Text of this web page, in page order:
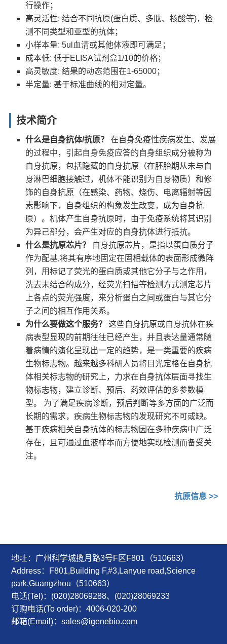
行操作；
高灵活性: 结合不同抗原(蛋白质、多肽、核酸等)，检
测不同类型和亚型的抗体；
小样本量: 5ul血清或其他体液即可满足；
成本低: 低于ELISA试剂盒1/10的价格；
高灵敏度: 结果的动态范围在1-65000；
半定量: 基于标准曲线的相对定量。
技术简介
什么是自身抗体/抗原？
在自身免疫性疾病发生、发展
的过程中，引起自身免疫应答的自身组织成分被称为
自身抗原，包括隐藏的自身抗原（在胚胎期从未与自
身淋巴细胞接触过，机体不能识别为自身物质）和修
饰的自身抗原（在感染、药物、烧伤、电离辐射等因
素影响下，自身组织的构象发生改变，成为自身抗
原）。机体产生自身抗原时，由于免疫系统将其识别
为异己部分，会产生对应的自身抗体进行抵抗。
什么是抗原芯片？
自身抗原芯片，是指以蛋白质分子
作为配基,将其有序地固定在固相载体的表面形成微阵
列，用标记了荧光的蛋白质或其他它分子与之作用，
洗去未结合的成分，经荧光扫描等检测方式测定芯片
上各点的荧光强度，来分析蛋白之间或蛋白与其它分
子之间的相互作用关系。
为什么要做这个服务？
这些自身抗原或自身抗体在疾
病表型显现的前期往往已经产生，并且表达量通常随
着病情的演化呈现出一定的趋势，是一类重要的疾病
生物标志物。越来越多科研人员将目光定格在自身抗
体相关标志物的研究上，力求在自身抗体层面寻找生
物标志物，建立诊断、预后、药效评估的多参数模
型。 为了满足疾病诊断，预后判断等多方面的广泛而
长期的需求，疾病生物标志物的发现研究不可或缺。
基于疾病相关自身抗体的标志物因在多种疾病中广泛
存在，且可通过血液样本而方便地实现检测而备受关
注。
抗原信息>>
地址：广州科学城揽月路3号F区F801（510663）
Address：F801,Building F,#3,Lanyue road,Science
park,Guangzhou（510663）
电话(Tel)：(020)28069288、(020)28069233
订购电话(To order)：4006-020-200
邮箱(Email)：sales@igenebio.com